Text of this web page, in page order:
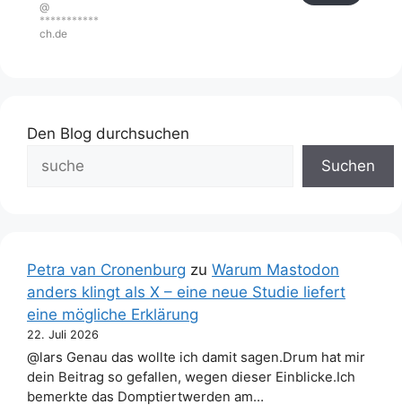
@
***********
ch.de
Den Blog durchsuchen
Suchen
Petra van Cronenburg zu Warum Mastodon
anders klingt als X – eine neue Studie liefert
eine mögliche Erklärung
22. Juli 2026
@lars Genau das wollte ich damit sagen.Drum hat mir
dein Beitrag so gefallen, wegen dieser Einblicke.Ich
bemerkte das Domptiertwerden am…